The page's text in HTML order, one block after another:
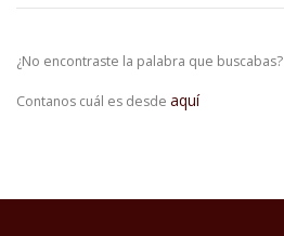
¿No encontraste la palabra que buscabas?
Contanos cuál es desde aquí